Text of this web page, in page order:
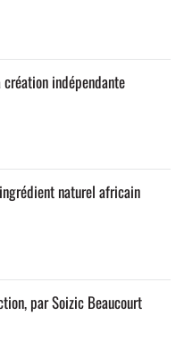
création indépendante
naturel africain
par Soizic Beaucourt